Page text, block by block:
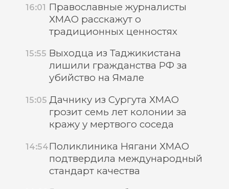
16:01 Православные журналисты
ХМАО расскажут о
традиционных ценностях
15:55 Выходца из Таджикистана
лишили гражданства РФ за
убийство на Ямале
15:05 Дачнику из Сургута ХМАО
грозит семь лет колонии за
кражу у мертвого соседа
14:54Поликлиника Нягани ХМАО
подтвердила международный
стандарт качества